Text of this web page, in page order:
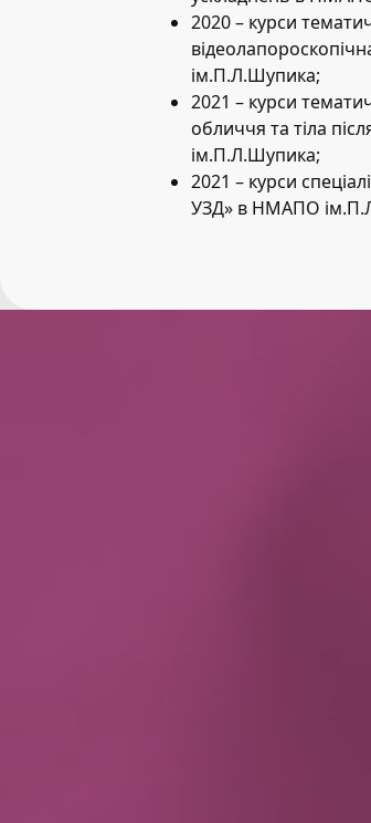
2020 – курси
ім.П.Л.Шупика;
2021 – курси
обличчя та тіла
ім.П.Л.Шупика;
2021 – курси
УЗД» в НМАПО